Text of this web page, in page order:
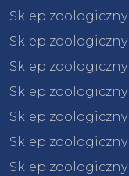
Sklep zoologiczny
Sklep
Sklep
Sklep
Sklep
Sklep zoologiczny
Sklep zoologiczny